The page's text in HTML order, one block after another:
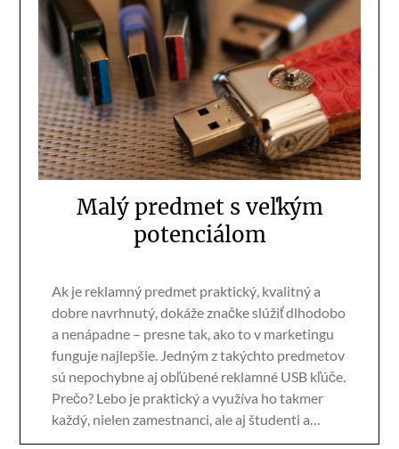
Malý predmet s veľkým
potenciálom
Ak je reklamný predmet praktický, kvalitný a
dobre navrhnutý, dokáže značke slúžiť dlhodobo
a nenápadne – presne tak, ako to v marketingu
funguje najlepšie. Jedným z takýchto predmetov
sú nepochybne aj obľúbené reklamné USB kľúče.
Prečo? Lebo je praktický a využíva ho takmer
každý, nielen zamestnanci, ale aj študenti a…